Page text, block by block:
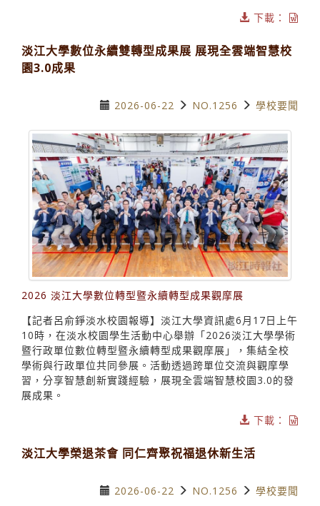
下載：
淡江大學數位永續雙轉型成果展 展現全雲端智慧校
園3.0成果
2026-06-22 NO.1256 學校要聞
2026 淡江大學數位轉型暨永續轉型成果觀摩展
【記者呂俞錚淡水校園報導】淡江大學資訊處6月17日上午
10時，在淡水校園學生活動中心舉辦「2026淡江大學學術
暨行政單位數位轉型暨永續轉型成果觀摩展」，集結全校
學術與行政單位共同參展。活動透過跨單位交流與觀摩學
習，分享智慧創新實踐經驗，展現全雲端智慧校園3.0的發
展成果。
下載：
淡江大學榮退茶會 同仁齊聚祝福退休新生活
2026-06-22 NO.1256 學校要聞